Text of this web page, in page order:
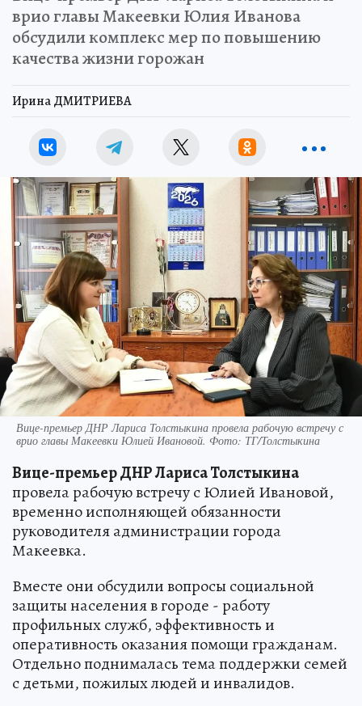
врио главы Макеевки Юлия Иванова
обсудили комплекс мер по повышению
качества жизни горожан
Ирина ДМИТРИЕВА
Вице-премьер ДНР Лариса Толстыкина провела рабочую встречу с
врио главы Макеевки Юлией Ивановой. Фото: ТГ/Толстыкина
Вице-премьер ДНР Лариса Толстыкина
провела рабочую встречу с Юлией Ивановой,
временно исполняющей обязанности
руководителя администрации города
Макеевка.
Вместе они обсудили вопросы социальной
защиты населения в городе - работу
профильных служб, эффективность и
оперативность оказания помощи гражданам.
Отдельно поднималась тема поддержки семей
с детьми, пожилых людей и инвалидов.